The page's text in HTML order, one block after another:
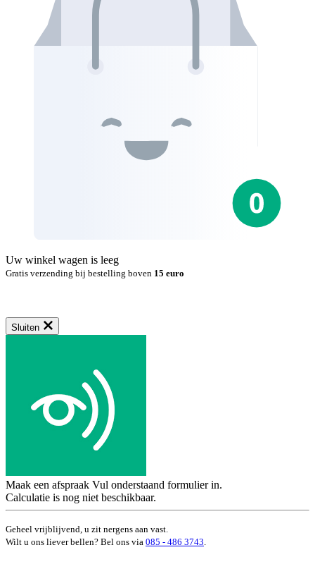
Uw winkel wagen is leeg
Gratis verzending bij bestelling boven 15 euro
Sluiten
Maak een afspraak Vul onderstaand formulier in.
Calculatie is nog niet beschikbaar.
Geheel vrijblijvend, u zit nergens aan vast.
Wilt u ons liever bellen? Bel ons via 085 - 486 3743.